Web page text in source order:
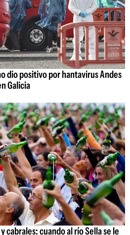
dio positivo por hantavirus Andes
Galicia
cabrales: cuando al río Sella se le